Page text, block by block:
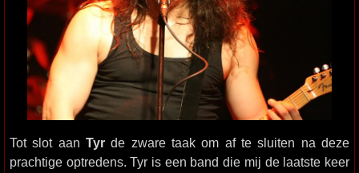
Tot slot aan Tyr de zware taak om af te sluiten na deze
prachtige optredens. Tyr is een band die mij de laatste keer